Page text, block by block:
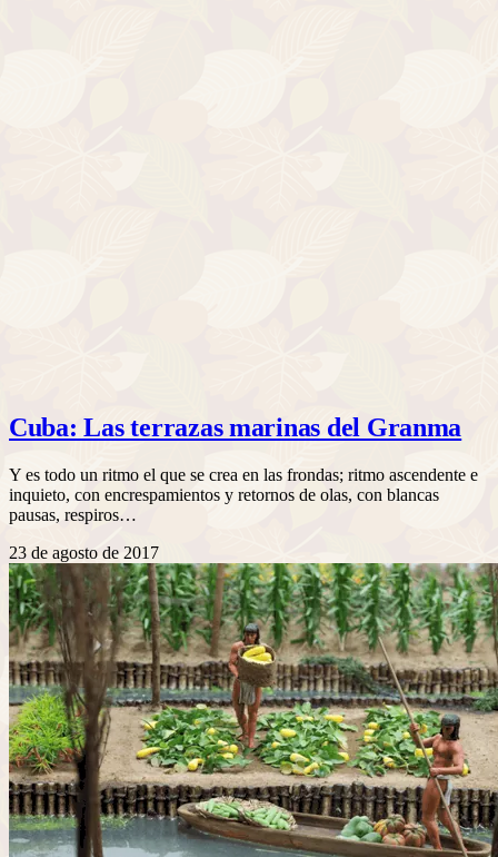
Cuba: Las terrazas marinas del Granma
Y es todo un ritmo el que se crea en las frondas; ritmo ascendente e
inquieto, con encrespamientos y retornos de olas, con blancas
pausas, respiros…
23 de agosto de 2017